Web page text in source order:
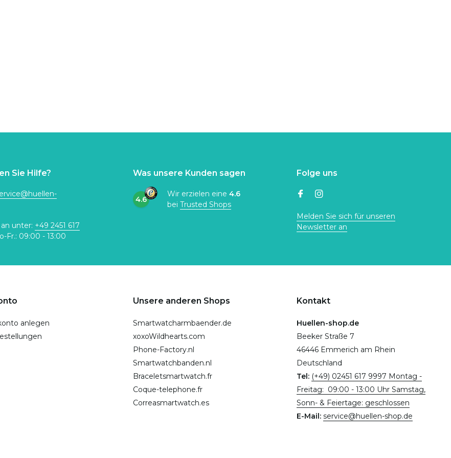
Sie Hilfe?
unter: +49 2451 617
Fr.: 09:00 - 13:00
Was unsere Kunden sagen
4.6
Wir erzielen eine 4.6
bei Trusted Shops
Folge uns
Melden Sie sich für unseren
Newsletter an
anlegen
Unsere anderen Shops
Smartwatcharmbaender.de
xoxoWildhearts.com
Phone-Factory.nl
Smartwatchbanden.nl
Braceletsmartwatch.fr
Coque-telephone.fr
Correasmartwatch.es
Kontakt
Huellen-shop.de
Beeker Straße 7
46446 Emmerich am Rhein
Deutschland
Tel: (+49) 02451 617 9997 Montag -
Freitag: 09:00 - 13:00 Uhr Samstag,
Sonn- & Feiertage: geschlossen
E-Mail: service@huellen-shop.de